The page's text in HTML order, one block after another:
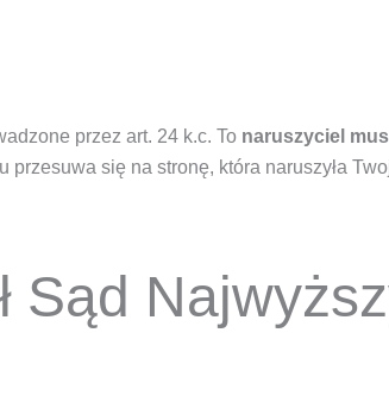
przez art. 24 k.c. To naruszyciel
się na stronę, która naruszyła
Sąd